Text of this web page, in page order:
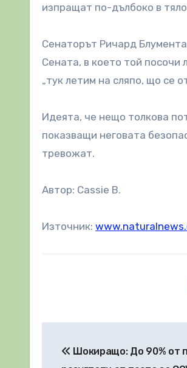
изпращат по-дълбоко в
Сенаторът Ричард
Сената, в което той посочи
„тук летим на сляпо, що се
Идеята, че нещо толкова
показващи неговата
тревожат.
Автор: Cassie B.
Източник:
Шокиращо: До 90% от